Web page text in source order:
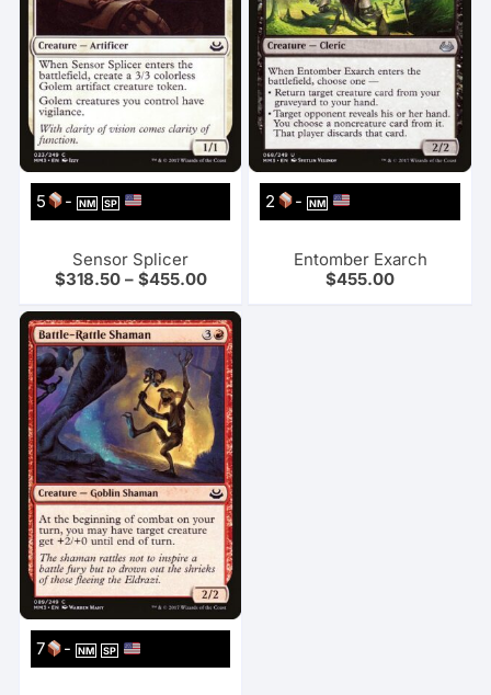
5 -NM SP
Sensor Splicer
$318.50– $455.00
2 - NM
Entomber Exarch
$455.00
7 -NM SP